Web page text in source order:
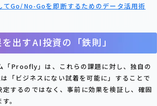
Go/No-Goを即断するためのデータ活用術
出すAI投資の「鉄則」
「Proofly」は、これらの課題に対し、独自の
「ビジネスにない試着を可能に」することで
するのではなく、事前に効果を検証し、確固
。